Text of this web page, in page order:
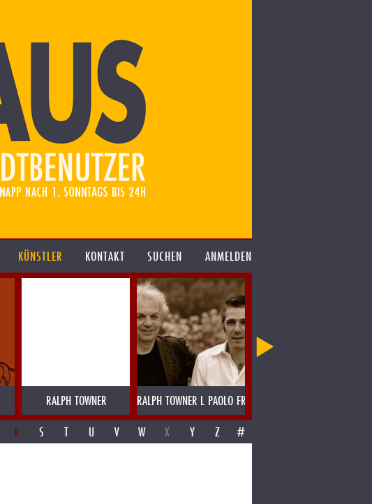
KÜNSTLER KONTAKT SUCHEN ANMELDEN
RALPH TOWNER RALPH TOWNER L PAOLO FRESU
R S T U V W X Y Z #